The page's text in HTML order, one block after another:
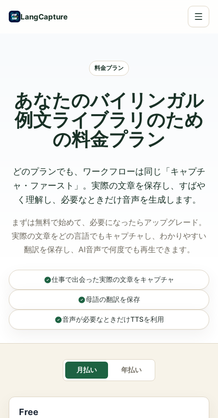
LangCapture
料金プラン
あなたのバイリンガル
例文ライブラリのため
の料金プラン
どのプランでも、ワークフローは同じ「キャプチ
ャ・ファースト」。実際の文章を保存し、すばや
く理解し、必要なときだけ音声を生成します。
まずは無料で始めて、必要になったらアップグレード。
実際の文章をどの言語でもキャプチャし、わかりやすい
翻訳を保存し、AI音声で何度でも再生できます。
仕事で出会った実際の文章をキャプチャ
母語の翻訳を保存
音声が必要なときだけTTSを利用
月払い 年払い
Free